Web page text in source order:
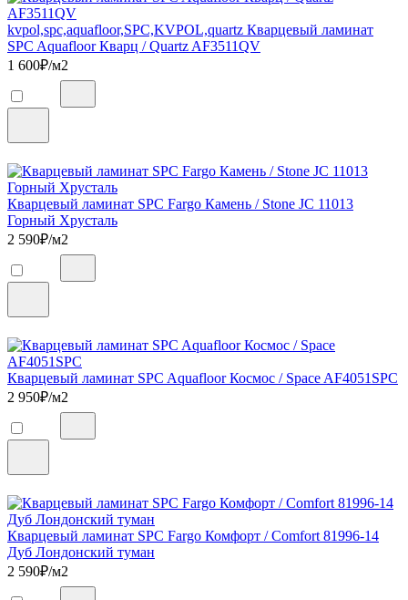
kvpol,spc,aquafloor,SPC,KVPOL,quartz Кварцевый ламинат
SPC Aquafloor Кварц / Quartz AF3511QV
1 600₽/м2
Кварцевый ламинат SPC Fargo Камень / Stone JC 11013
Горный Хрусталь
2 590₽/м2
Кварцевый ламинат SPC Aquafloor Космос / Space AF4051SPC
2 950₽/м2
Кварцевый ламинат SPC Fargo Комфорт / Comfort 81996-14
Дуб Лондонский туман
2 590₽/м2